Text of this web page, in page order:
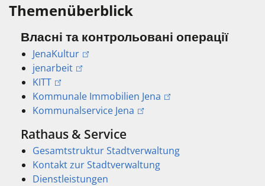
Themenüberblick
Власні та контрольовані операції
JenaKultur
jenarbeit
KITT
Kommunale Immobilien Jena
Kommunalservice Jena
Rathaus & Service
Gesamtstruktur Stadtverwaltung
Kontakt zur Stadtverwaltung
Dienstleistungen